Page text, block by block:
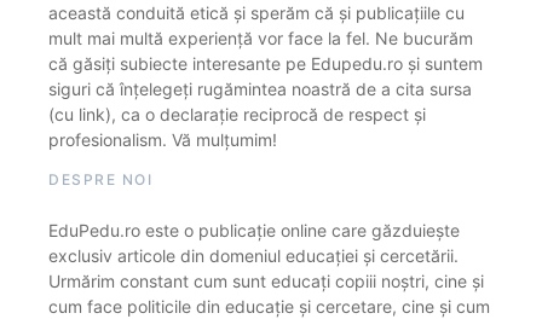
această conduită etică și sperăm că și publicațiile cu
mult mai multă experiență vor face la fel. Ne bucurăm
că găsiți subiecte interesante pe Edupedu.ro și suntem
siguri că înțelegeți rugămintea noastră de a cita sursa
(cu link), ca o declarație reciprocă de respect și
profesionalism. Vă mulțumim!
DESPRE NOI
EduPedu.ro este o publicație online care găzduiește
exclusiv articole din domeniul educației și cercetării.
Urmărim constant cum sunt educați copiii noștri, cine și
cum face politicile din educație și cercetare, cine și cum